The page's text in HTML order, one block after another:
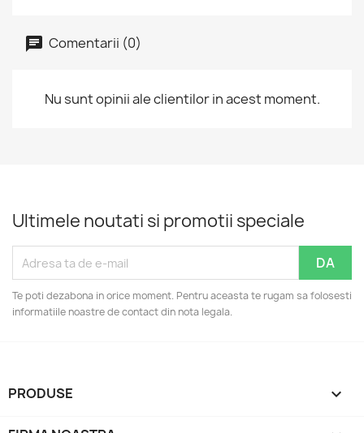
Comentarii (0)
Nu sunt opinii ale clientilor in acest moment.
Ultimele noutati si promotii speciale
Te poti dezabona in orice moment. Pentru aceasta te rugam sa folosesti
informatiile noastre de contact din nota legala.
PRODUSE 